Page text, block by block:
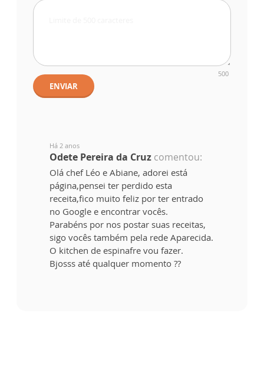
500
ENVIAR
Há 2 anos
Odete Pereira da Cruz comentou:
Olá chef Léo e Abiane, adorei está
página,pensei ter perdido esta
receita,fico muito feliz por ter entrado
no Google e encontrar vocês.
Parabéns por nos postar suas receitas,
sigo vocês também pela rede Aparecida.
O kitchen de espinafre vou fazer.
Bjosss até qualquer momento ??